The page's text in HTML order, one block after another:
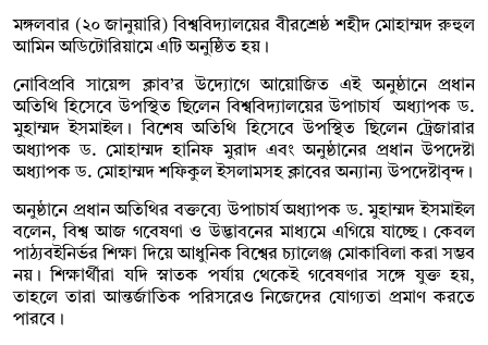
মঙ্গলবার (২০ জানুয়ারি) বিশ্ববিদ্যালয়ের বীরশ্রেষ্ঠ শহীদ মোহাম্মদ রুহুল
আমিন অডিটোরিয়ামে এটি অনুষ্ঠিত হয়।
নোবিপ্রবি সায়েন্স ক্লাব’র উদ্যোগে আয়োজিত এই অনুষ্ঠানে প্রধান
অতিথি হিসেবে উপস্থিত ছিলেন বিশ্ববিদ্যালয়ের উপাচার্য অধ্যাপক ড.
মুহাম্মদ ইসমাইল। বিশেষ অতিথি হিসেবে উপস্থিত ছিলেন ট্রেজারার
অধ্যাপক ড. মোহাম্মদ হানিফ মুরাদ এবং অনুষ্ঠানের প্রধান উপদেষ্টা
অধ্যাপক ড. মোহাম্মদ শফিকুল ইসলামসহ ক্লাবের অন্যান্য উপদেষ্টাবৃন্দ।
অনুষ্ঠানে প্রধান অতিথির বক্তব্যে উপাচার্য অধ্যাপক ড. মুহাম্মদ ইসমাইল
বলেন, বিশ্ব আজ গবেষণা ও উদ্ভাবনের মাধ্যমে এগিয়ে যাচ্ছে। কেবল
পাঠ্যবইনির্ভর শিক্ষা দিয়ে আধুনিক বিশ্বের চ্যালেঞ্জ মোকাবিলা করা সম্ভব
নয়। শিক্ষার্থীরা যদি স্নাতক পর্যায় থেকেই গবেষণার সঙ্গে যুক্ত হয়,
তাহলে তারা আন্তর্জাতিক পরিসরেও নিজেদের যোগ্যতা প্রমাণ করতে
পারবে।